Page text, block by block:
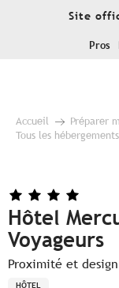
Site
Pros
Accueil Préparer
Tous les hébergements
Hôtel
Voyageurs
Proximité et design
HÔTEL